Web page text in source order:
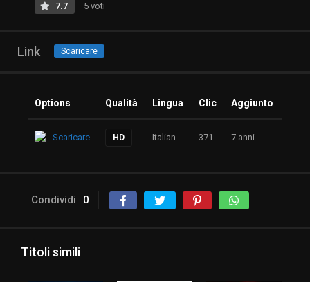
7.7 5 voti
Link Scaricare
Options Qualità Lingua Clic Aggiunto
Scaricare HD Italian 371 7 anni
Condividi 0
Titoli simili